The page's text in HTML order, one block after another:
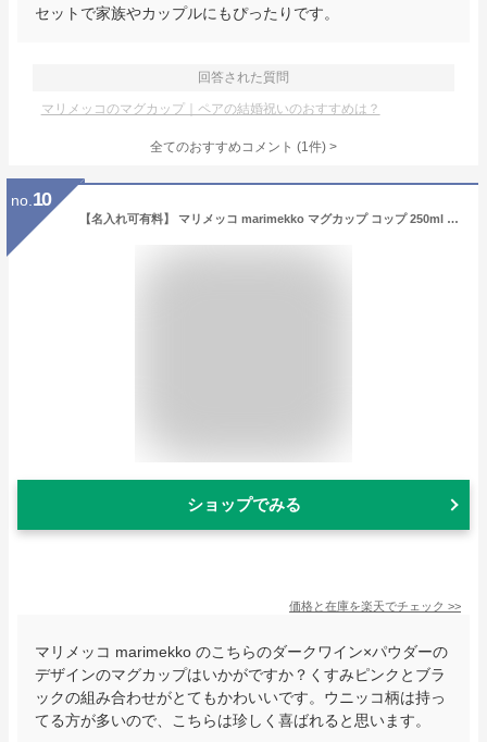
セットで家族やカップルにもぴったりです。
回答された質問
マリメッコのマグカップ｜ペアの結婚祝いのおすすめは？
全てのおすすめコメント (1件) >
no. 10
【名入れ可有料】 マリメッコ marimekko マグカップ コップ 250ml ペア 2個セット ダークワイン×パウダー 071828 133 北欧 食器 テーブルウェア 北欧食器 北欧雑貨 北欧デザイン 【スペシャルラッピング660円(別売り)】
ショップでみる
価格と在庫を楽天でチェック >>
マリメッコ marimekko のこちらのダークワイン×パウダーの
デザインのマグカップはいかがですか？くすみピンクとブラ
ックの組み合わせがとてもかわいいです。ウニッコ柄は持っ
てる方が多いので、こちらは珍しく喜ばれると思います。